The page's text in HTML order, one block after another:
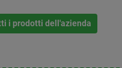
i prodotti dell'azienda